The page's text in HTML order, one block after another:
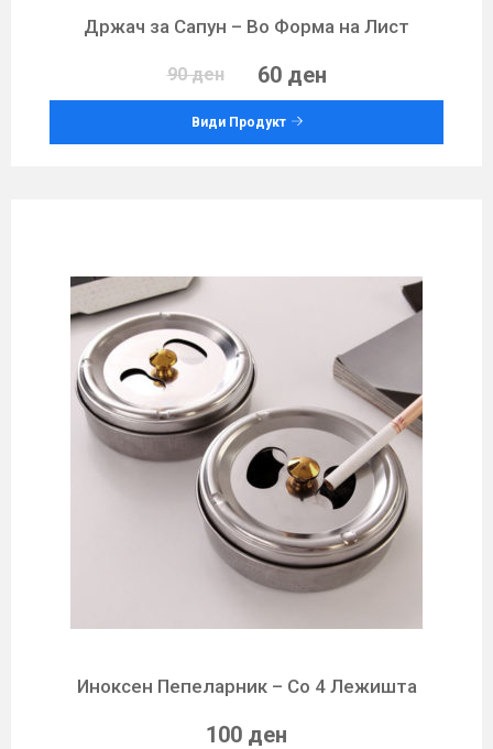
Држач за Сапун – Во Форма на Лист
90 ден 60 ден
Види Продукт
Иноксен Пепеларник – Со 4 Лежишта
100 ден